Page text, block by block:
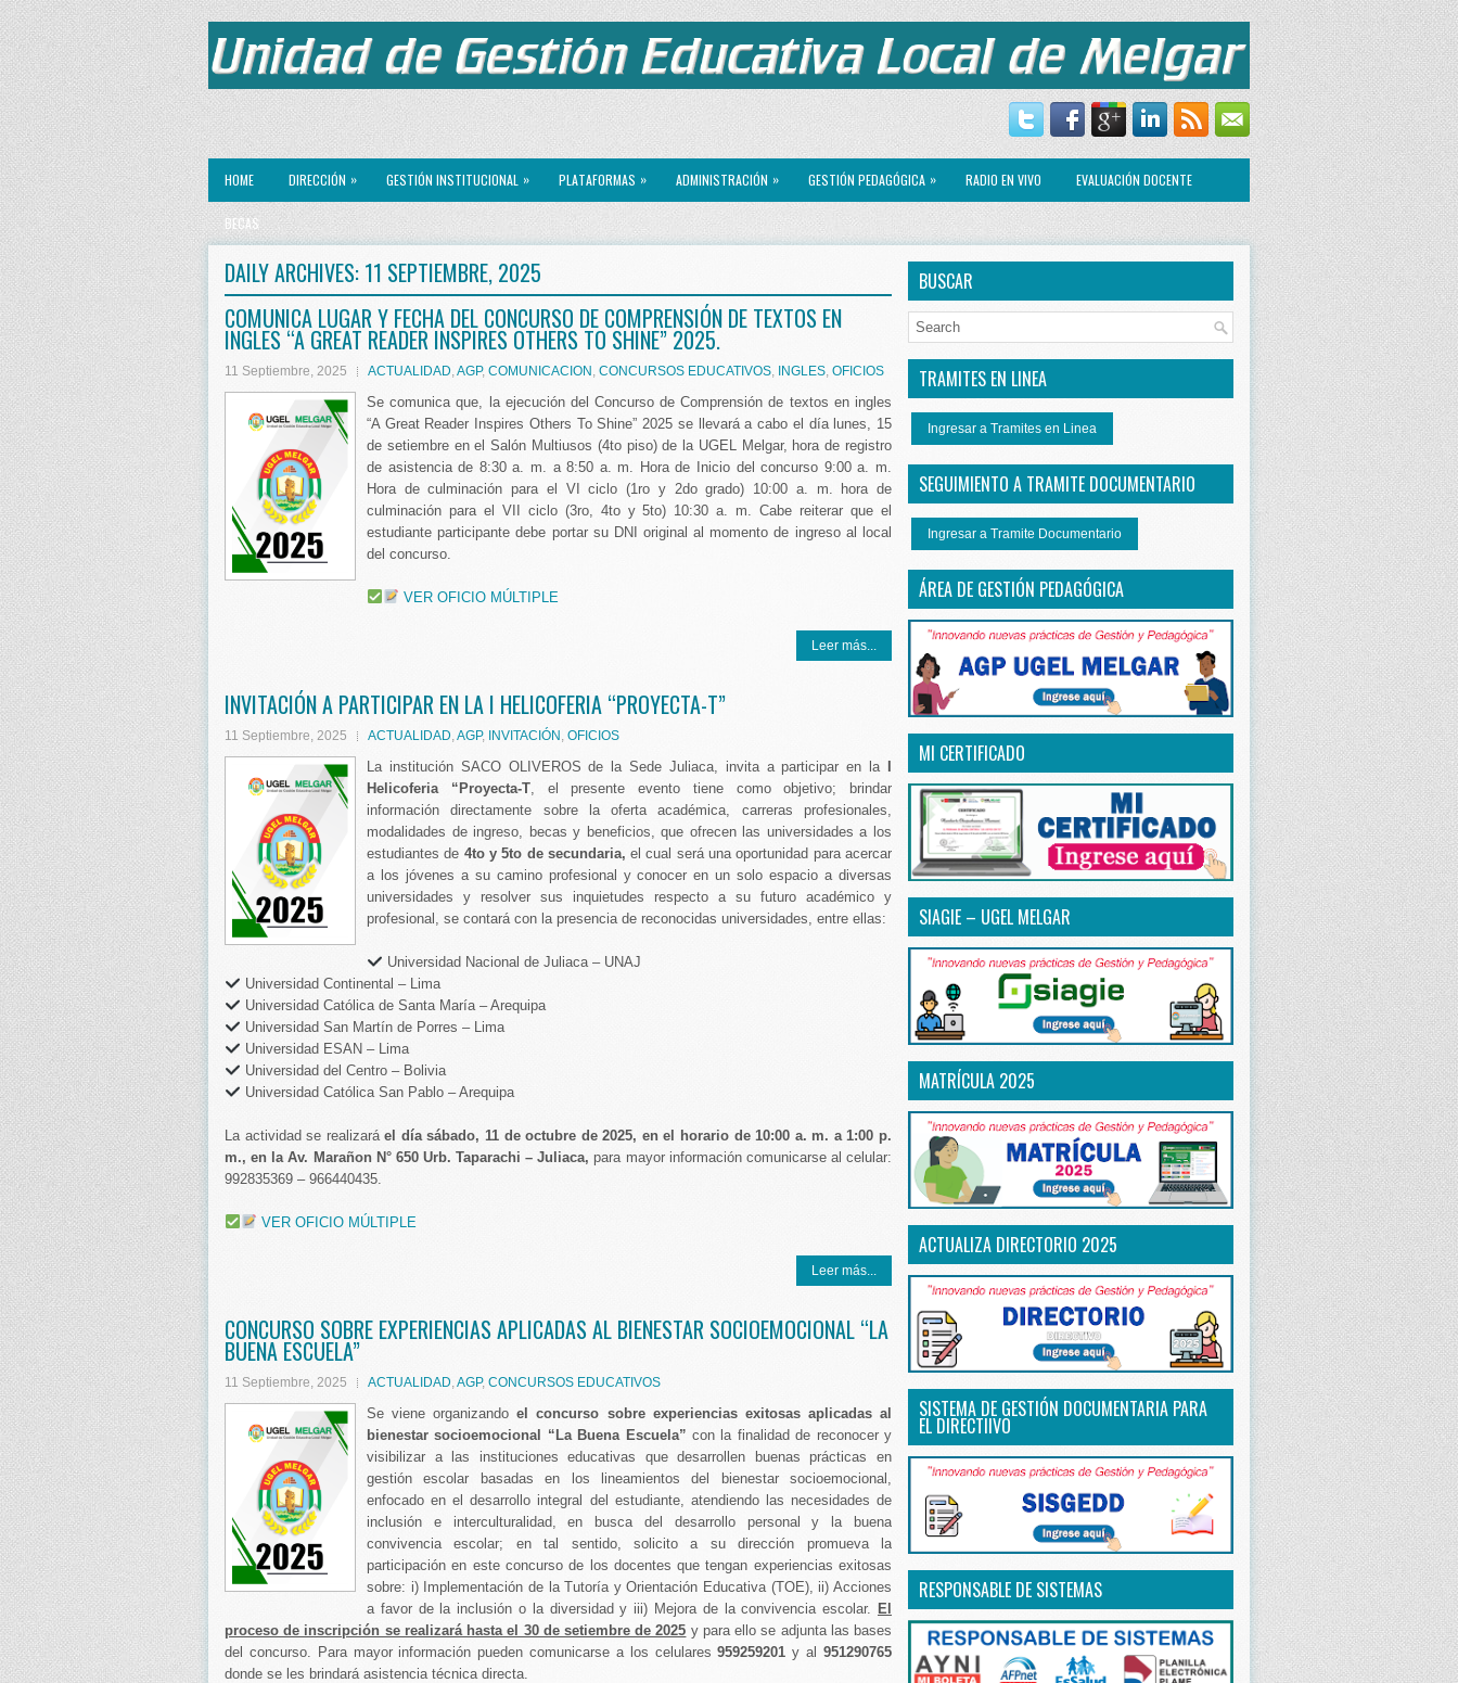
HOME DIRECCIÓN » GESTIÓN INSTITUCIONAL » PLATAFORMAS » ADMINISTRACIÓN » GESTIÓN PEDAGÓGICA » RADIO EN VIVO EVALUACIÓN DOCENTE
BECAS
DAILY ARCHIVES: 11 SEPTIEMBRE, 2025
COMUNICA LUGAR Y FECHA DEL CONCURSO DE COMPRENSIÓN DE TEXTOS EN
INGLES “A GREAT READER INSPIRES OTHERS TO SHINE” 2025.
11 Septiembre, 2025 ACTUALIDAD AGP, COMUNICACION CONCURSOS EDUCATIVOS INGLES OFICIOS
Se comunica que, la ejecución del Concurso de Comprensión de textos en ingles
“A Great Reader Inspires Others To Shine” 2025 se llevará a cabo el día lunes, 15
de setiembre en el Salón Multiusos (4to piso) de la UGEL Melgar, hora de registro
de asistencia de 8:30 a. m. a 8:50 a. m. Hora de Inicio del concurso 9:00 a. m.
Hora de culminación para el VI ciclo (1ro y 2do grado) 10:00 a. m. hora de
culminación para el VII ciclo (3ro, 4to y 5to) 10:30 a. m. Cabe reiterar que el
estudiante participante debe portar su DNI original al momento de ingreso al local
del concurso.
VER OFICIO MÚLTIPLE
Leer más...
INVITACIÓN A PARTICIPAR EN LA I HELICOFERIA “PROYECTA-T”
11 Septiembre, 2025 ACTUALIDAD AGP, INVITACIÓN OFICIOS
La institución SACO OLIVEROS de la Sede Juliaca, invita a participar en la I
Helicoferia “Proyecta-T, el presente evento tiene como objetivo; brindar
información directamente sobre la oferta académica, carreras profesionales,
modalidades de ingreso, becas y beneficios, que ofrecen las universidades a los
estudiantes de 4to y 5to de secundaria, el cual será una oportunidad para acercar
a los jóvenes a su camino profesional y conocer en un solo espacio a diversas
universidades y resolver sus inquietudes respecto a su futuro académico y
profesional, se contará con la presencia de reconocidas universidades, entre ellas:
Universidad Nacional de Juliaca – UNAJ
Universidad Continental – Lima
Universidad Católica de Santa María – Arequipa
Universidad San Martín de Porres – Lima
Universidad ESAN – Lima
Universidad del Centro – Bolivia
Universidad Católica San Pablo – Arequipa
La actividad se realizaráel día sábado, 11 de octubre de 2025, en el horario de 10:00 a. m. a 1:00 p.
m., en la Av. Marañon N° 650 Urb. Taparachi – Juliaca, para mayor información comunicarse al celular:
992835369 – 966440435.
VER OFICIO MÚLTIPLE
Leer más...
CONCURSO SOBRE EXPERIENCIAS APLICADAS AL BIENESTAR SOCIOEMOCIONAL “LA
BUENA ESCUELA”
11 Septiembre, 2025 ACTUALIDAD AGP, CONCURSOS EDUCATIVOS
Se viene organizandoel concurso sobre experiencias exitosas aplicadas al
bienestar socioemocional “La Buena Escuela” con la finalidad de reconocer y
visibilizar a las instituciones educativas que desarrollen buenas prácticas en
gestión escolar basadas en los lineamientos del bienestar socioemocional,
enfocado en el desarrollo integral del estudiante, atendiendo las necesidades de
inclusión e interculturalidad, en busca del desarrollo personal y la buena
convivencia escolar; en tal sentido, solicito a su dirección promueva la
participación en este concurso de los docentes que tengan experiencias exitosas
sobre: i) Implementación de la Tutoría y Orientación Educativa (TOE), ii) Acciones
a favor de la inclusión o la diversidad y iii) Mejora de la convivencia escolar. El
proceso de inscripción se realizará hasta el 30 de setiembre de 2025 y para ello se adjunta las bases
del concurso. Para mayor información pueden comunicarse a los celulares959259201 y al951290765
donde se les brindará asistencia técnica directa.
BUSCAR
TRAMITES EN LINEA
Ingresar a Tramites en Linea
SEGUIMIENTO A TRAMITE DOCUMENTARIO
Ingresar a Tramite Documentario
ÁREA DE GESTIÓN PEDAGÓGICA
MI CERTIFICADO
SIAGIE – UGEL MELGAR
MATRÍCULA 2025
ACTUALIZA DIRECTORIO 2025
SISTEMA DE GESTIÓN DOCUMENTARIA PARA
EL DIRECTIIVO
RESPONSABLE DE SISTEMAS